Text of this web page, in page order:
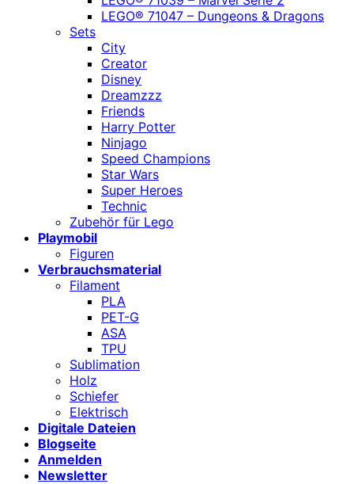
LEGO® 71047 – Dungeons & Dragons
Sets
City
Creator
Disney
Dreamzzz
Friends
Harry Potter
Ninjago
Speed Champions
Star Wars
Super Heroes
Technic
Zubehör für Lego
Playmobil
Figuren
Verbrauchsmaterial
Filament
PLA
PET-G
ASA
TPU
Sublimation
Holz
Schiefer
Elektrisch
Digitale Dateien
Blogseite
Anmelden
Newsletter